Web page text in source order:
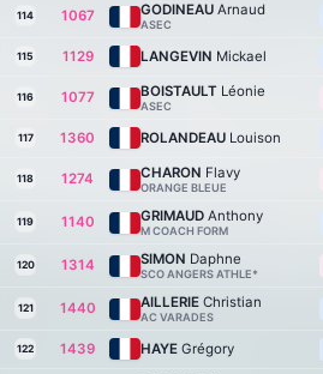
114 1067 GODINEAU Arnaud
ASEC
115 1129 LANGEVIN Mickael
116 1077 BOISTAULT Léonie
ASEC
117 1360 ROLANDEAU Louison
118 1274 CHARON Flavy
ORANGE BLEUE
119 1140 GRIMAUD Anthony
M COACH FORM
120 1314 SIMON Daphne
SCO ANGERS ATHLE*
121 1440 AILLERIE Christian
AC VARADES
122 1439 HAYE Grégory